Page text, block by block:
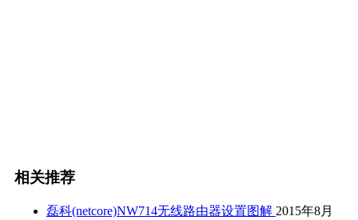
相关推荐
磊科(netcore)NW714无线路由器设置图解 2015年8月